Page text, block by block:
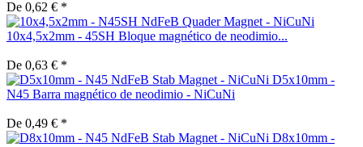
De 0,62 € *
10x4,5x2mm - 45SH Bloque magnético de neodimio...
De 0,63 € *
D5x10mm -
N45 Barra magnético de neodimio - NiCuNi
De 0,49 € *
D8x10mm -